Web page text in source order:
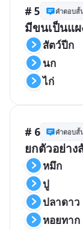
# 5 คำตอบสั้
มีขนเป็นแ
สัตว์ปีก
นก
ไก่
# 6 คำตอบสั้
ยกตัวอย่า
หมึก
ปู
ปลาดาว
หอยทาก